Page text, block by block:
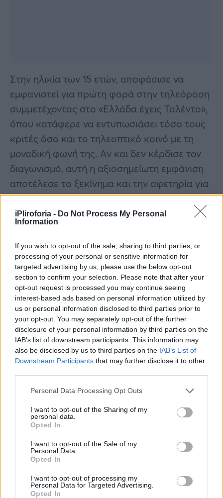
iPliroforia - Do Not Process My Personal
Information
If you wish to opt-out of the sale, sharing to third parties, or
processing of your personal or sensitive information for
targeted advertising by us, please use the below opt-out
section to confirm your selection. Please note that after your
opt-out request is processed you may continue seeing
interest-based ads based on personal information utilized by
us or personal information disclosed to third parties prior to
your opt-out. You may separately opt-out of the further
disclosure of your personal information by third parties on the
IAB’s list of downstream participants. This information may
also be disclosed by us to third parties on the IAB’s List of
Downstream Participants that may further disclose it to other
Personal Data Processing Opt Outs
I want to opt-out of the Sharing of my
personal data.
Opted In
I want to opt-out of the Sale of my
Personal Data.
Opted In
I want to opt-out of processing my
Personal Data for Targeted Advertising.
Opted In
Στην ηλικία των 15 ετών, αποφάσισε να
εμφανιστεί για πρώτη φορά στην τηλεόραση
συμμετέχοντας στο «Ελλάδα έχεις Ταλέντο»,
όπου κατάφερε να εντυπωσιάσει τόσο τους
κριτές όσο και το τηλεοπτικό κοινό με τη
μοναδική φωνή της. Αν και δεν κέρδισε τον
διαγωνισμό, αυτή η αξιοσημείωτη εμφάνιση
αποτέλεσε το ξεκίνημα και την αφετηρία για
την πορεία της στον χώρο της μουσικής.
Δήμητρα Δερζέκου: «Λέω τη δική μου
αλήθεια»
Συνεντεύξεις 18/11/2025
Τζεφ Μοντάνα: «Κανένας δεν μπορεί
να σου πει ποιος είσαι»